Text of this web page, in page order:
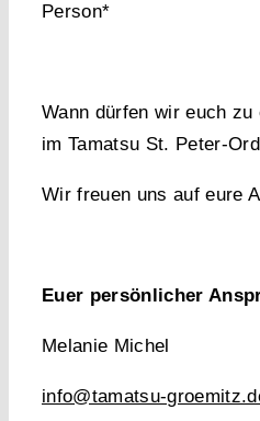
Person*
Wann dürfen wir euch
im Tamatsu St. Peter-
Wir freuen uns auf eure
Euer persönlicher
Melanie Michel
info@tamatsu-